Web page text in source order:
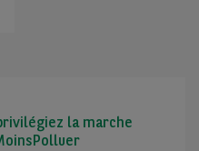
la marche